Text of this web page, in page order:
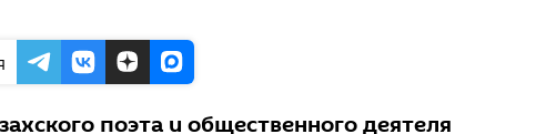
поэта и общественного деятеля